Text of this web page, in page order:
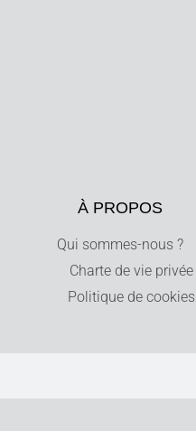
À PROPOS
Qui sommes-nous ?
Charte de vie privée
Politique de cookies